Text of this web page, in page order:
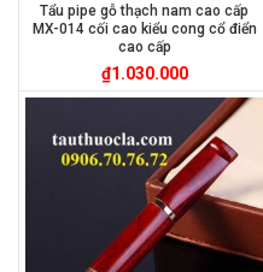
Tẩu pipe gỗ thạch nam cao cấp
MX-014 cối cao kiểu cong cổ điển
cao cấp
₫1.030.000